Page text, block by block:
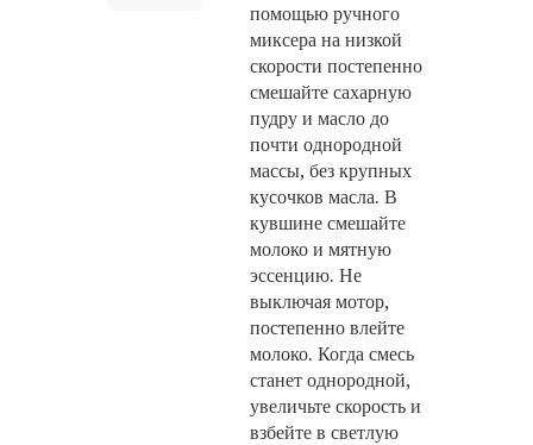
помощью ручного
миксера на низкой
скорости постепенно
смешайте сахарную
пудру и масло до
почти однородной
массы, без крупных
кусочков масла. В
кувшине смешайте
молоко и мятную
эссенцию. Не
выключая мотор,
постепенно влейте
молоко. Когда смесь
станет однородной,
увеличьте скорость и
взбейте в светлую